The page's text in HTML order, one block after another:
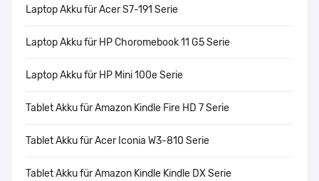
Laptop Akku für Acer S7-191 Serie
Laptop Akku für HP Choromebook 11 G5 Serie
Laptop Akku für HP Mini 100e Serie
Tablet Akku für Amazon Kindle Fire HD 7 Serie
Tablet Akku für Acer Iconia W3-810 Serie
Tablet Akku für Amazon Kindle Kindle DX Serie